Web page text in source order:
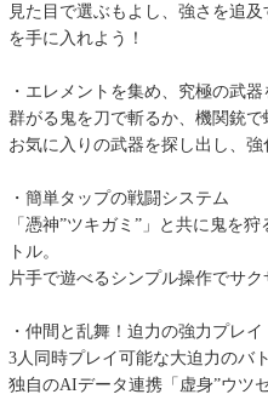
見た目で選ぶもよし、強さを追
を手に入れよう！
・エレメントを集め、究極の武器
群がる鬼を刀で斬るか、機関銃で
お気に入りの武器を探し出し、
・簡単タップの戦闘システム
「憑神”ツキガミ”」と共に鬼を
トル。
片手で遊べるシンプル操作でサク
・仲間と乱舞！迫力の強力プレイ
3人同時プレイ可能な大迫力のバ
独自のAIデータ連携「虚身”ウツ